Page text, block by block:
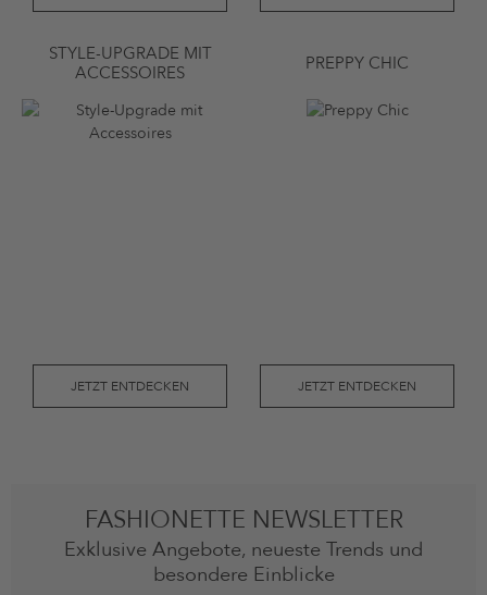
STYLE-UPGRADE MIT
ACCESSOIRES
JETZT ENTDECKEN
PREPPY CHIC
JETZT ENTDECKEN
FASHIONETTE NEWSLETTER
Exklusive Angebote, neueste Trends und
besondere Einblicke